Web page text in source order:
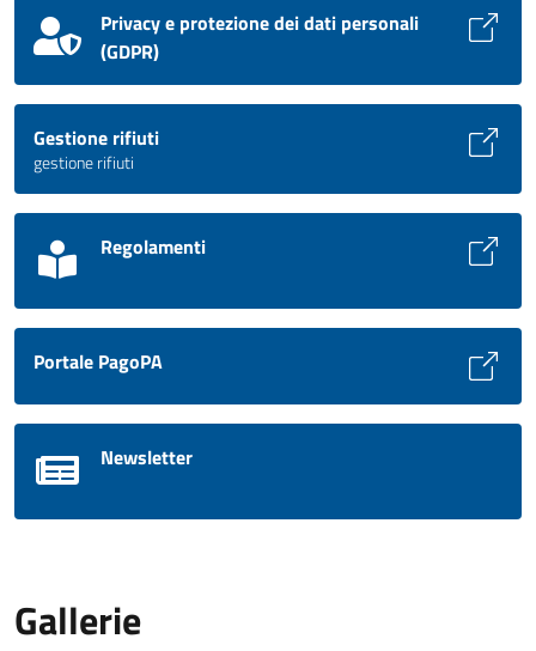
Privacy e protezione dei dati personali
(GDPR)
Gestione rifiuti
gestione rifiuti
Regolamenti
Portale PagoPA
Newsletter
Gallerie